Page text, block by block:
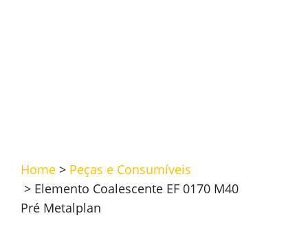
Home > Peças e Consumíveis
> Elemento Coalescente EF 0170 M40
Pré Metalplan